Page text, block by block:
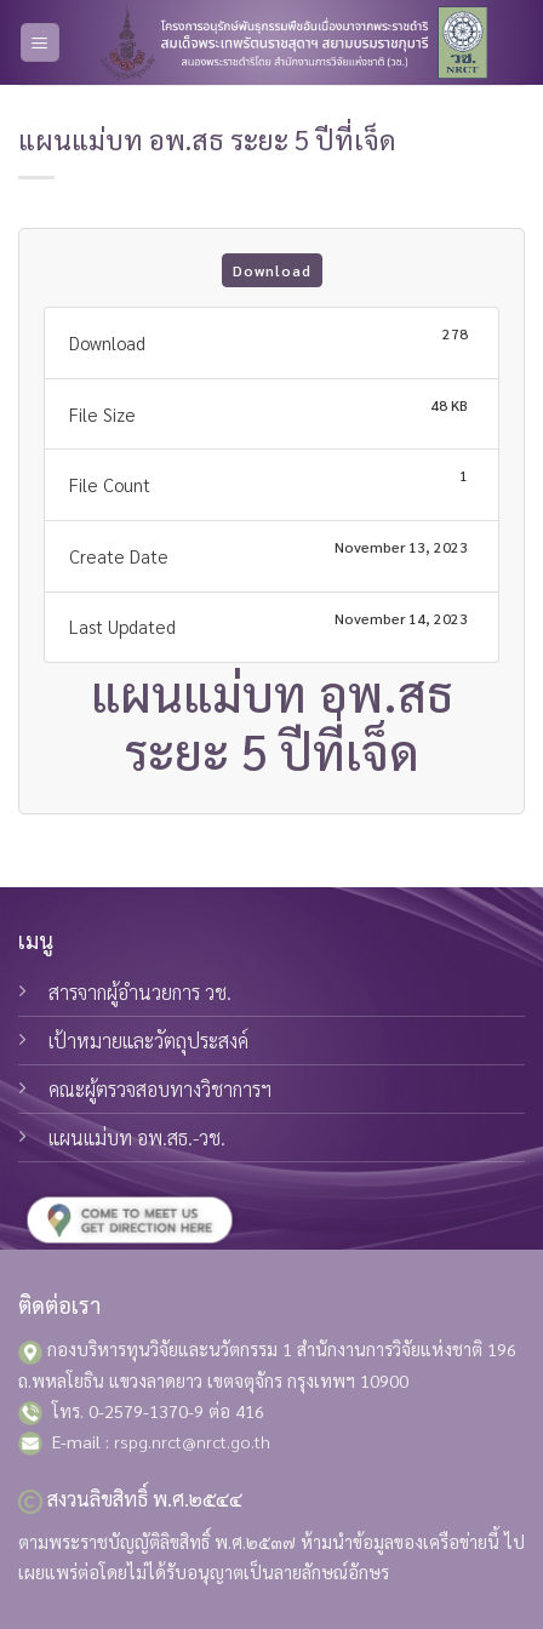
แผนแม่บท อพ.สธ ระยะ 5 ปีที่เจ็ด
Download
Download 278
File Size 48 KB
File Count 1
Create Date November 13, 2023
Last Updated November 14, 2023
แผนแม่บท อพ.สธ
ระยะ 5 ปีที่เจ็ด
เมนู
สารจากผู้อำนวยการ วช.
เป้าหมายและวัตถุประสงค์
คณะผู้ตรวจสอบทางวิชาการฯ
แผนแม่บท อพ.สธ.-วช.
ติดต่อเรา
กองบริหารทุนวิจัยและนวัตกรรม 1 สำนักงานการวิจัยแห่งชาติ 196
ถ.พหลโยธิน แขวงลาดยาว เขตจตุจักร กรุงเทพฯ 10900
โทร. 0-2579-1370-9 ต่อ 416
E-mail : rspg.nrct@nrct.go.th
สงวนลิขสิทธิ์ พ.ศ.๒๕๔๔
ตามพระราชบัญญัติลิขสิทธิ์ พ.ศ.๒๕๓๗ ห้ามนำข้อมูลของเครือข่ายนี้ ไป
เผยแพร่ต่อโดยไม่ได้รับอนุญาตเป็นลายลักษณ์อักษร